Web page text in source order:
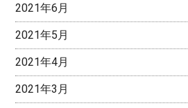
2021年6月
2021年5月
2021年4月
2021年3月